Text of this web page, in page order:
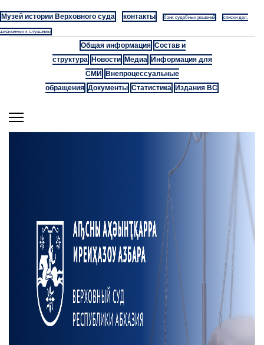
Музей истории Верховного суда контакты банк судебных решений списки дел,
к слушанию
Общая информация Состав и
структура
Новости Медиа
Информация для
СМИ
Внепроцессуальные
обращения Документы Статистика Издания ВС